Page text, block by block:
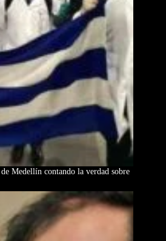
Medellín contando la verdad sobre